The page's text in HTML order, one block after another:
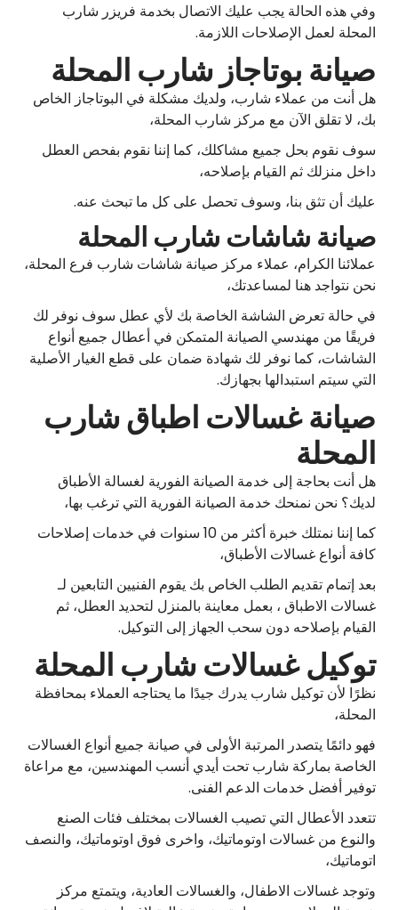
وفي هذه الحالة يجب عليك الاتصال بخدمة فريزر شارب
المحلة لعمل الإصلاحات اللازمة.
صيانة بوتاجاز شارب المحلة
هل أنت من عملاء شارب، ولديك مشكلة في البوتاجاز الخاص
بك، لا تقلق الآن مع مركز شارب المحلة،
سوف نقوم بحل جميع مشاكلك، كما إننا نقوم بفحص العطل
داخل منزلك ثم القيام بإصلاحه،
عليك أن تثق بنا، وسوف تحصل على كل ما تبحث عنه.
صيانة شاشات شارب المحلة
عملائنا الكرام، عملاء مركز صيانة شاشات شارب فرع المحلة،
نحن نتواجد هنا لمساعدتك،
في حالة تعرض الشاشة الخاصة بك لأي عطل سوف نوفر لك
فريقًا من مهندسي الصيانة المتمكن في أعطال جميع أنواع
الشاشات، كما نوفر لك شهادة ضمان على قطع الغيار الأصلية
التي سيتم استبدالها بجهازك.
صيانة غسالات اطباق شارب
المحلة
هل أنت بحاجة إلى خدمة الصيانة الفورية لغسالة الأطباق
لديك؟ نحن نمنحك خدمة الصيانة الفورية التي ترغب بها،
كما إننا نمتلك خبرة أكثر من 10 سنوات في خدمات إصلاحات
كافة أنواع غسالات الأطباق،
بعد إتمام تقديم الطلب الخاص بك يقوم الفنيين التابعين لـ
غسالات الاطباق ، بعمل معاينة بالمنزل لتحديد العطل، ثم
القيام بإصلاحه دون سحب الجهاز إلى التوكيل.
توكيل غسالات شارب المحلة
نظرًا لأن توكيل شارب يدرك جيدًا ما يحتاجه العملاء بمحافظة
المحلة،
فهو دائمًا يتصدر المرتبة الأولى في صيانة جميع أنواع الغسالات
الخاصة بماركة شارب تحت أيدي أنسب المهندسين، مع مراعاة
توفير أفضل خدمات الدعم الفنى.
تتعدد الأعطال التي تصيب الغسالات بمختلف فئات الصنع
والنوع من غسالات اوتوماتيك، واخرى فوق اوتوماتيك، والنصف
اتوماتيك،
وتوجد غسالات الاطفال، والغسالات العادية، ويتمتع مركز